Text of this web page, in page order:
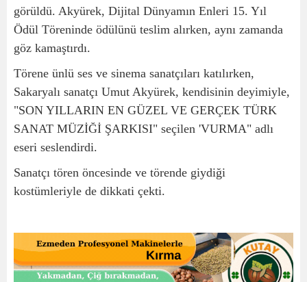
görüldü. Akyürek, Dijital Dünyamın Enleri 15. Yıl
Ödül Töreninde ödülünü teslim alırken, aynı zamanda
göz kamaştırdı.
Törene ünlü ses ve sinema sanatçıları katılırken,
Sakaryalı sanatçı Umut Akyürek, kendisinin deyimiyle,
"SON YILLARIN EN GÜZEL VE GERÇEK TÜRK
SANAT MÜZİĞİ ŞARKISI" seçilen 'VURMA" adlı
eseri seslendirdi.
Sanatçı tören öncesinde ve törende giydiği
kostümleriyle de dikkati çekti.